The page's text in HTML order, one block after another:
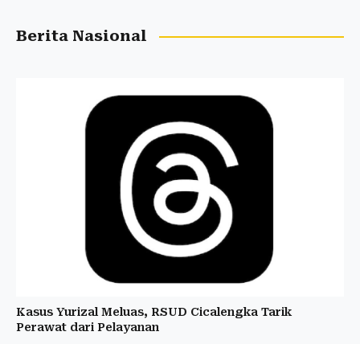
Berita Nasional
Kasus Yurizal Meluas, RSUD Cicalengka Tarik
Perawat dari Pelayanan